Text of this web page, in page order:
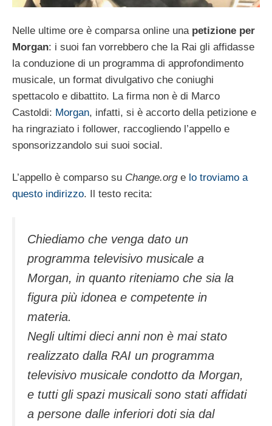
Nelle ultime ore è comparsa online una petizione per
Morgan: i suoi fan vorrebbero che la Rai gli affidasse
la conduzione di un programma di approfondimento
musicale, un format divulgativo che coniughi
spettacolo e dibattito. La firma non è di Marco
Castoldi: Morgan, infatti, si è accorto della petizione e
ha ringraziato i follower, raccogliendo l’appello e
sponsorizzandolo sui suoi social.
L’appello è comparso su Change.orge lo troviamo a
questo indirizzo. Il testo recita:
Chiediamo che venga dato un
programma televisivo musicale a
Morgan, in quanto riteniamo che sia la
figura più idonea e competente in
materia.
Negli ultimi dieci anni non è mai stato
realizzato dalla RAI un programma
televisivo musicale condotto da Morgan,
e tutti gli spazi musicali sono stati affidati
a persone dalle inferiori doti sia dal